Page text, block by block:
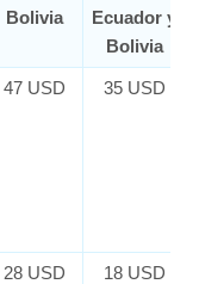
Bolivia
Ecuador y
Bolivia
47 USD 35 USD
28 USD 18 USD